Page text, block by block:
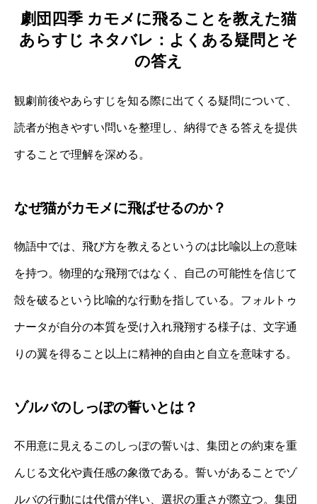
劇団四季 カモメに飛ることを教えた猫
あらすじ ネタバレ：よくある疑問とそ
の答え
観劇前後やあらすじを知る際に出てくる疑問について、
読者が抱きやすい問いを整理し、納得できる答えを提供
することで理解を深める。
なぜ猫がカモメに飛ばせるのか？
物語中では、飛び方を教えるというのは比喩以上の意味
を持つ。物理的な飛翔ではなく、自己の可能性を信じて
殻を破るという比喩的な行動を指している。フォルトゥ
ナータが自分の本質を受け入れ飛翔する様子は、文字通
りの翼を得ること以上に精神的自由と自立を意味する。
ゾルバのしっぽの誓いとは？
不用意に見えるこのしっぽの誓いは、集団との約束を重
んじる文化や責任感の象徴である。誓いがあることでゾ
ルバの行動には代償が伴い、選択の重さが際立つ。集団